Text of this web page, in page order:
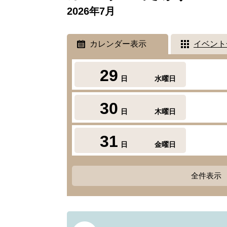
2026年7月
カレンダー表示 イベン
29 日 水曜日
30 日 木曜日
31 日 金曜日
全件表示